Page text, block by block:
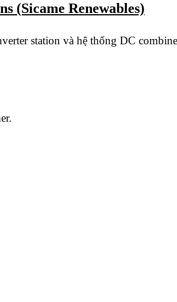
(Sicame Renewables)
station và hệ thống DC